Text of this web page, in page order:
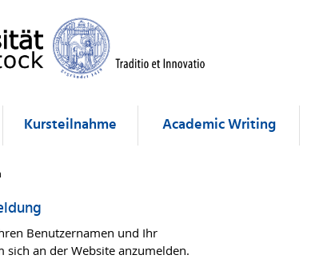
Kursteilnahme Academic Writing
Benutzernamen und Ihr
sich an der Website anzumelden.